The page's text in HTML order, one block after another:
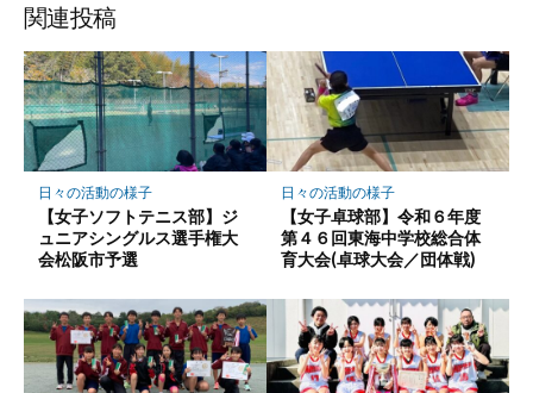
関連投稿
日々の活動の様子
【女子ソフトテニス部】ジ
ュニアシングルス選手権大
会松阪市予選
日々の活動の様子
【女子卓球部】令和６年度
第４６回東海中学校総合体
育大会(卓球大会／団体戦)